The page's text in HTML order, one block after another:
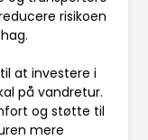
risikoen
at investere i
på vandretur.
og støtte til
mere